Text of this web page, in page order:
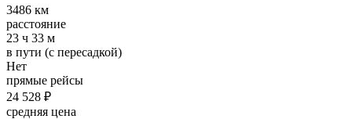
3486 км
расстояние
23 ч 33 м
в пути (с пересадкой)
Нет
прямые рейсы
24 528 ₽
средняя цена